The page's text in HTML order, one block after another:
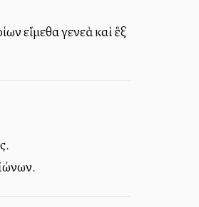
εἴμεθα γενεὰ καὶ ἓξ